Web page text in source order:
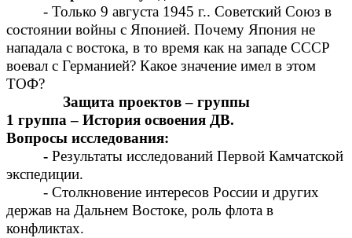
- Только 9 августа 1945 г.. Советский Союз в
состоянии войны с Японией. Почему Япония не
нападала с востока, в то время как на западе СССР
воевал с Германией? Какое значение имел в этом
ТОФ?
Защита проектов – группы
1 группа – История освоения ДВ.
Вопросы исследования:
-Результаты исследований Первой Камчатской
экспедиции.
- Столкновение интересов России и других
держав на Дальнем Востоке, роль флота в
конфликтах.